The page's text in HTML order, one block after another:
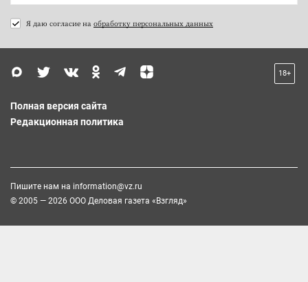
Я даю согласие на обработку персональных данных
18+
Полная версия сайта
Редакционная политика
Пишите нам на information@vz.ru
© 2005 — 2026 ООО Деловая газета «Взгляд»